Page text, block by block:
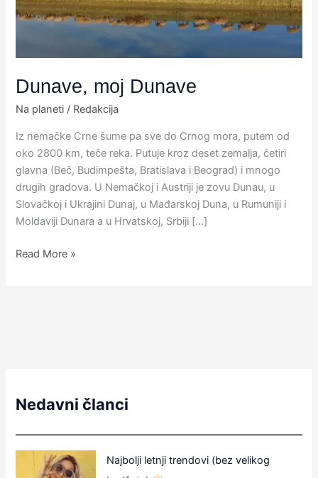
Dunave, moj Dunave
Na planeti / Redakcija
Iz nemačke Crne šume pa sve do Crnog mora, putem od
oko 2800 km, teče reka. Putuje kroz deset zemalja, četiri
glavna (Beč, Budimpešta, Bratislava i Beograd) i mnogo
drugih gradova.​ U Nemačkoj i Austriji je zovu Dunau, u
Slovačkoj i Ukrajini Dunaj, u Mađarskoj Duna, u Rumuniji i
Moldaviji Dunara a u Hrvatskoj, Srbiji […]
Read More »
Nedavni članci
Najbolji letnji trendovi (bez velikog